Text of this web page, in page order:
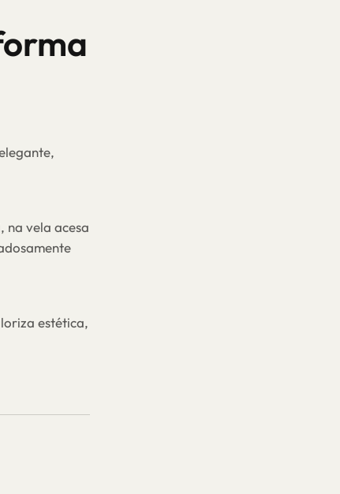
na vela acesa
estética,